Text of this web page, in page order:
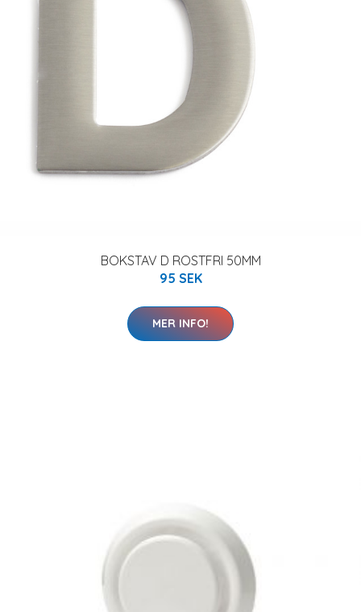
BOKSTAV D ROSTFRI 50MM
95 SEK
MER INFO!